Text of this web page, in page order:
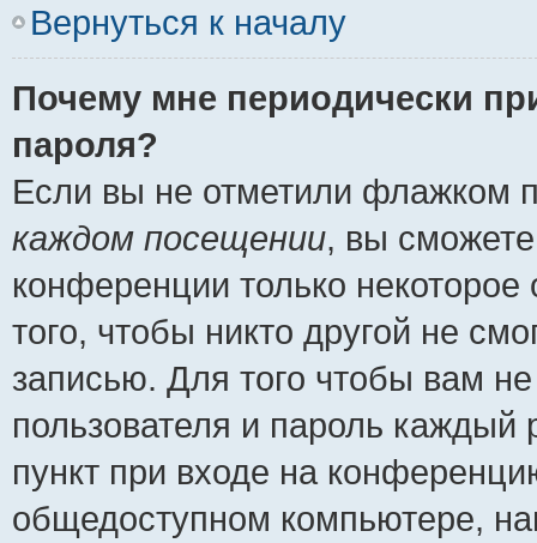
Вернуться к началу
Почему мне периодически
пароля?
Если вы не отметили флажком
каждом посещении, вы
конференции только
того, чтобы никто другой не
записью. Для того чтобы вам
пользователя и пароль
пункт при входе на
общедоступном компьютере,